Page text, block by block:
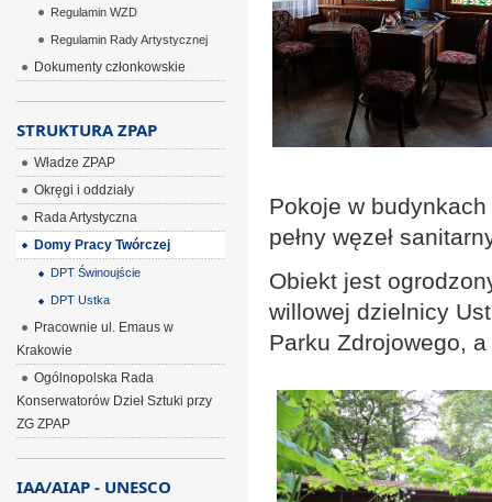
Pokoje w
pełny węzeł
Obiekt jest
willowej dzielnicy
Parku Zdrojowego,
Regulamin WZD
Regulamin Rady Artystycznej
Dokumenty członkowskie
STRUKTURA ZPAP
Władze ZPAP
Okręgi i oddziały
Rada Artystyczna
Domy Pracy Twórczej
DPT Świnoujście
DPT Ustka
Pracownie ul. Emaus w
Krakowie
Ogólnopolska Rada
Konserwatorów Dzieł Sztuki przy
ZG ZPAP
IAA/AIAP - UNESCO